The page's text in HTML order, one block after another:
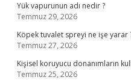
Yük vapurunun adı nedir ?
Temmuz 29, 2026
Köpek tuvalet spreyi ne işe yarar
Temmuz 27, 2026
Kişisel koruyucu donanımların
Temmuz 25, 2026